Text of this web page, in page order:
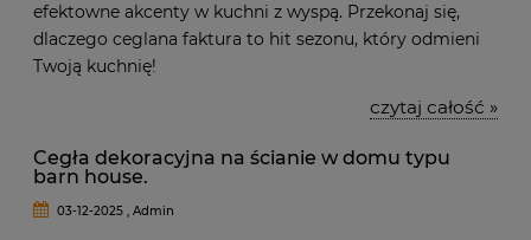
efektowne akcenty w kuchni z wyspą. Przekonaj się,
dlaczego ceglana faktura to hit sezonu, który odmieni
Twoją kuchnię!
czytaj całość »
Cegła dekoracyjna na ścianie w domu typu
barn house.
03-12-2025 , Admin